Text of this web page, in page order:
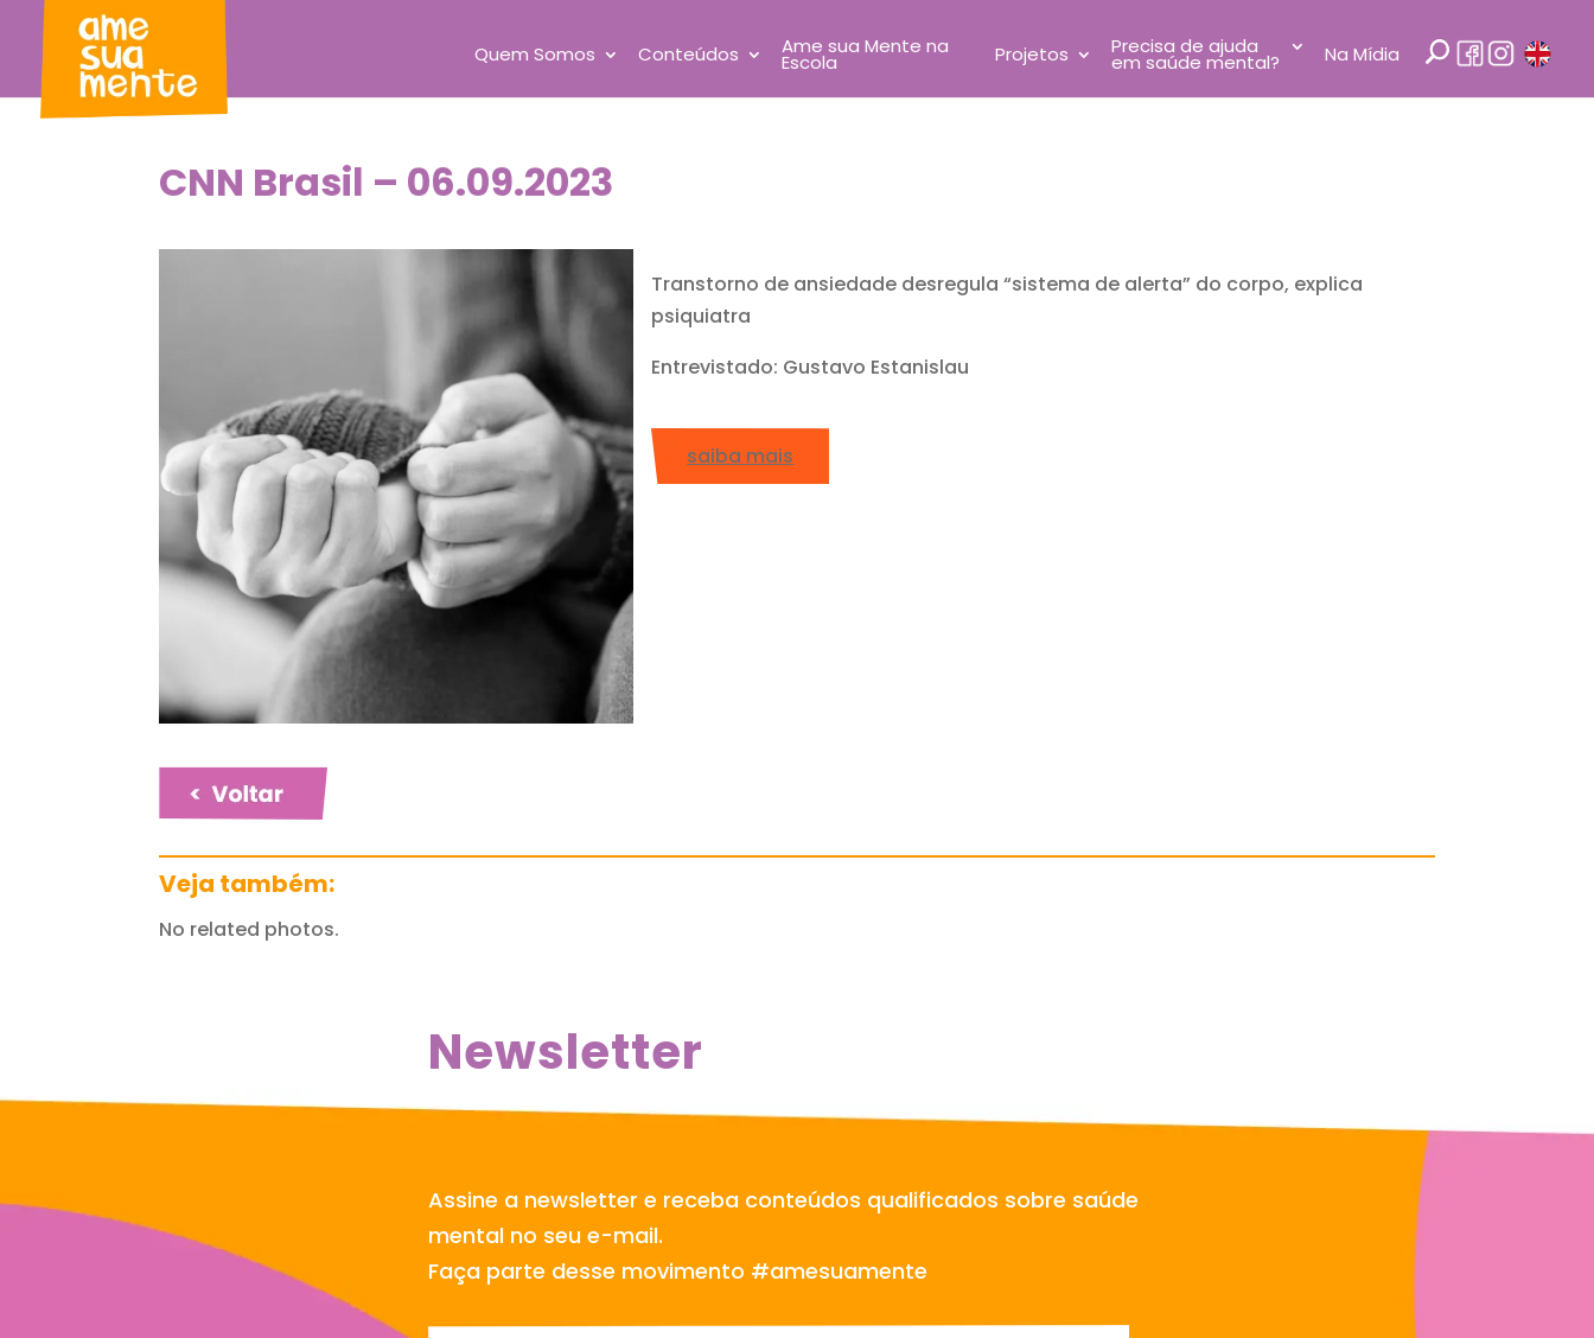
Quem Somos Conteúdos Ame sua Mente na
Escola Projetos Precisa de ajuda
em saúde mental? Na Mídia
CNN Brasil – 06.09.2023
Transtorno de ansiedade desregula “sistema de alerta” do corpo, explica
psiquiatra
Entrevistado: Gustavo Estanislau
saiba mais
Veja também:
No related photos.
Newsletter
Assine a newsletter e receba conteúdos qualificados sobre saúde
mental no seu e-mail.
Faça parte desse movimento #amesuamente